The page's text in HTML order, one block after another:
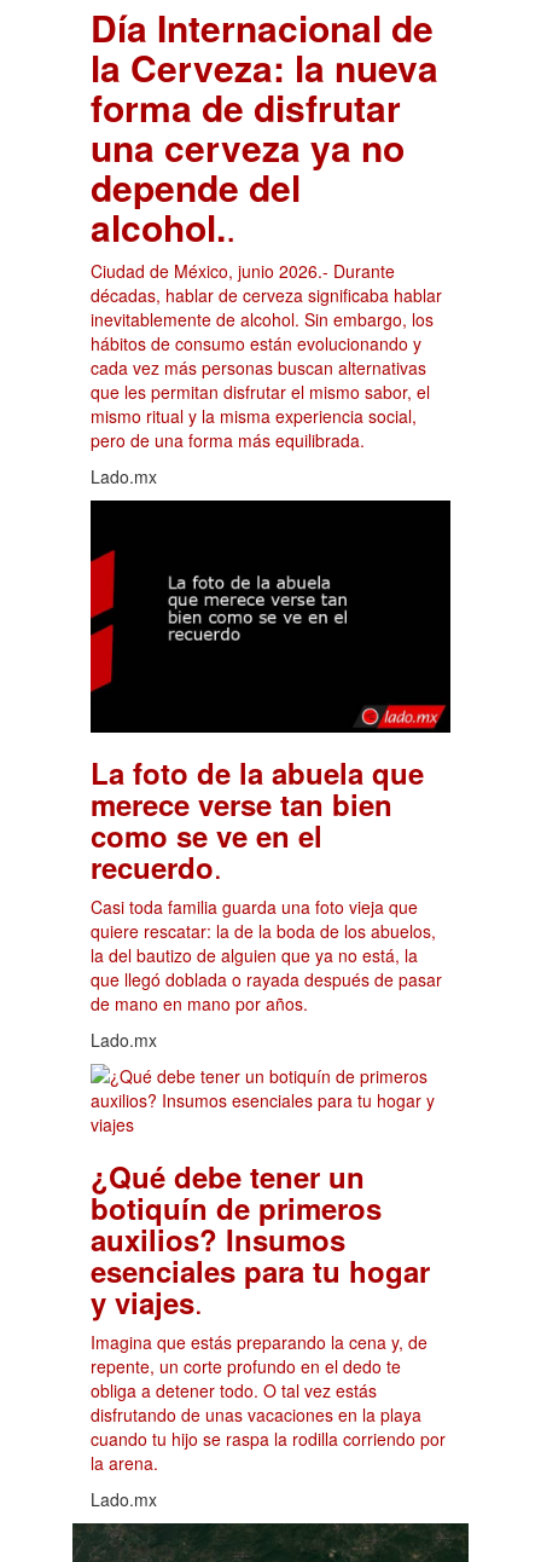
Día Internacional de
la Cerveza: la nueva
forma de disfrutar
una cerveza ya no
depende del
alcohol..
Ciudad de México, junio 2026.- Durante
décadas, hablar de cerveza significaba hablar
inevitablemente de alcohol. Sin embargo, los
hábitos de consumo están evolucionando y
cada vez más personas buscan alternativas
que les permitan disfrutar el mismo sabor, el
mismo ritual y la misma experiencia social,
pero de una forma más equilibrada.
Lado.mx
La foto de la abuela que
merece verse tan bien
como se ve en el
recuerdo.
Casi toda familia guarda una foto vieja que
quiere rescatar: la de la boda de los abuelos,
la del bautizo de alguien que ya no está, la
que llegó doblada o rayada después de pasar
de mano en mano por años.
Lado.mx
¿Qué debe tener un
botiquín de primeros
auxilios? Insumos
esenciales para tu hogar
y viajes.
Imagina que estás preparando la cena y, de
repente, un corte profundo en el dedo te
obliga a detener todo. O tal vez estás
disfrutando de unas vacaciones en la playa
cuando tu hijo se raspa la rodilla corriendo por
la arena.
Lado.mx